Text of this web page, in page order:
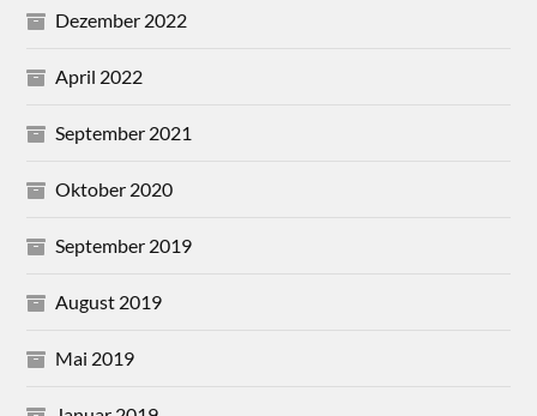
Dezember 2022
April 2022
September 2021
Oktober 2020
September 2019
August 2019
Mai 2019